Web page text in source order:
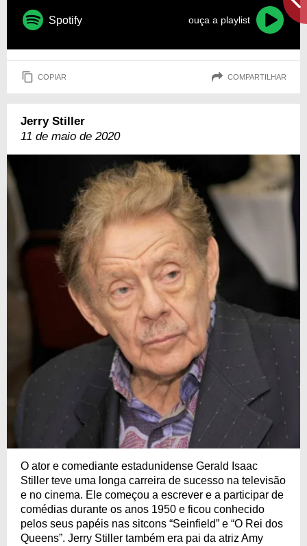
Spotify ouça a playlist
COPIAR COMPARTILHAR
Jerry Stiller
11 de maio de 2020
O ator e comediante estadunidense Gerald Isaac
Stiller teve uma longa carreira de sucesso na televisão
e no cinema. Ele começou a escrever e a participar de
comédias durante os anos 1950 e ficou conhecido
pelos seus papéis nas sitcons “Seinfield” e “O Rei dos
Queens”. Jerry Stiller também era pai da atriz Amy